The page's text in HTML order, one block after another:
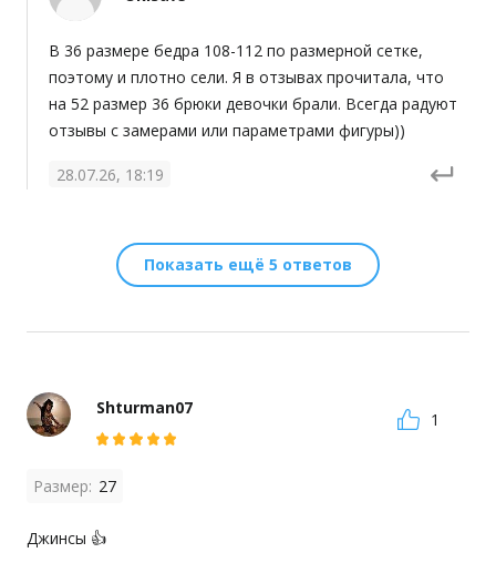
В 36 размере бедра 108-112 по размерной сетке,
поэтому и плотно сели. Я в отзывах прочитала, что
на 52 размер 36 брюки девочки брали. Всегда радуют
отзывы с замерами или параметрами фигуры))
28.07.26, 18:19
Показать ещё 5 ответов
Shturman07
1
Размер: 27
Джинсы 👍